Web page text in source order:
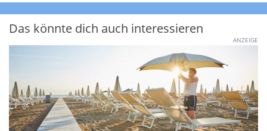
Das könnte dich auch interessieren
ANZEIGE